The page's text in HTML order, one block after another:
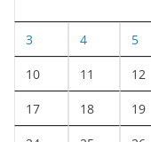
3 4 5
10 11 12
17 18 19